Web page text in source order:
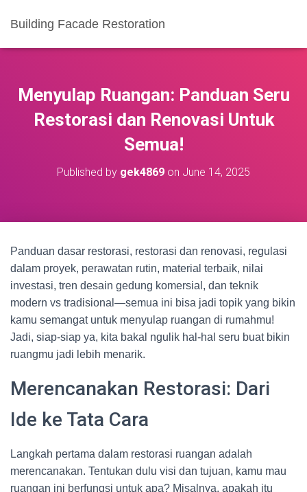
Building Facade Restoration
Menyulap Ruangan: Panduan Seru
Restorasi dan Renovasi Untuk
Semua!
Published by gek4869 on June 14, 2025
Panduan dasar restorasi, restorasi dan renovasi, regulasi
dalam proyek, perawatan rutin, material terbaik, nilai
investasi, tren desain gedung komersial, dan teknik
modern vs tradisional—semua ini bisa jadi topik yang bikin
kamu semangat untuk menyulap ruangan di rumahmu!
Jadi, siap-siap ya, kita bakal ngulik hal-hal seru buat bikin
ruangmu jadi lebih menarik.
Merencanakan Restorasi: Dari
Ide ke Tata Cara
Langkah pertama dalam restorasi ruangan adalah
merencanakan. Tentukan dulu visi dan tujuan, kamu mau
ruangan ini berfungsi untuk apa? Misalnya, apakah itu